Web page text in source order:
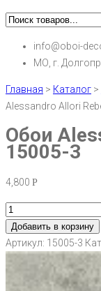
info@oboi-
МО, г.
Главная > Каталог >
Alessandro Allori
Обои
15005-3
4,800 Р
Добавить в корзину
Артикул: 15005-3